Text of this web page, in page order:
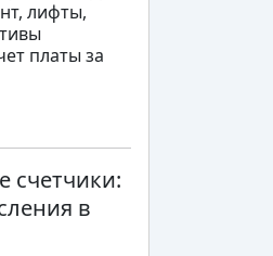
лифты,
платы за
в